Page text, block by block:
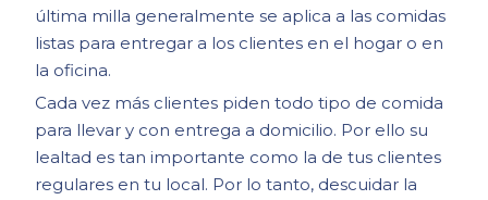
última milla generalmente se aplica a las comidas
listas para entregar a los clientes en el hogar o en
la oficina.
Cada vez más clientes piden todo tipo de comida
para llevar y con entrega a domicilio. Por ello su
lealtad es tan importante como la de tus clientes
regulares en tu local. Por lo tanto, descuidar la